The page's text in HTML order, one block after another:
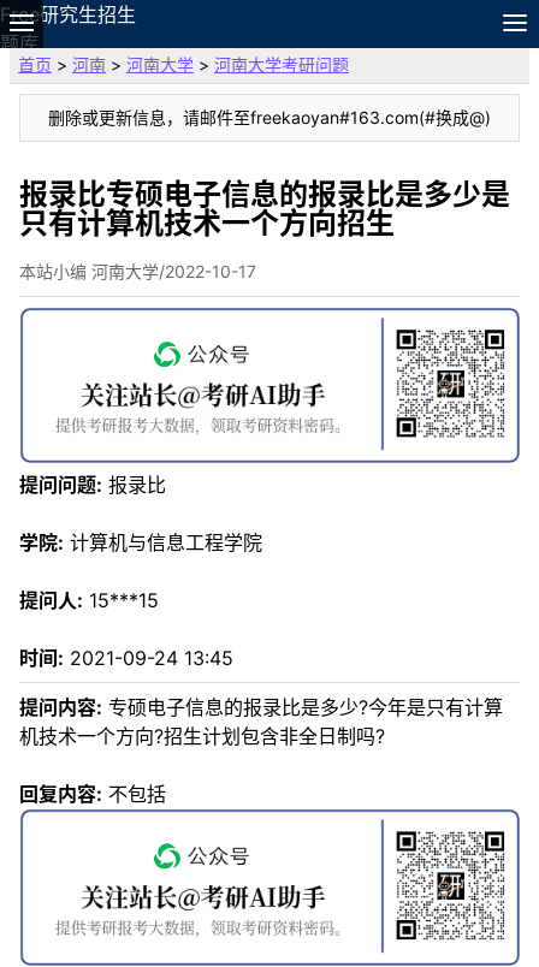
Free研究生招生
题库
故事
专题
论坛
搜索
资料
首页 > 河南 > 河南大学 > 河南大学考研问题
删除或更新信息，请邮件至freekaoyan#163.com(#换成@)
报录比专硕电子信息的报录比是多少是
只有计算机技术一个方向招生
本站小编 河南大学/2022-10-17
提问问题: 报录比
学院: 计算机与信息工程学院
提问人: 15***15
时间: 2021-09-24 13:45
提问内容: 专硕电子信息的报录比是多少?今年是只有计算
机技术一个方向?招生计划包含非全日制吗?
回复内容: 不包括